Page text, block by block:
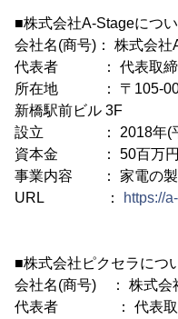
■株式会社A-Stageにつ
会社名(商号)： 株式会社
代表者 ： 代表取締
所在地 ： 〒105-
新橋駅前ビル 3F
設立 ： 2018年(平
資本金 ： 50百万円
事業内容 ： 家電の製
URL ：
https://
■株式会社ピクセラにつ
会社名(商号) ： 株式会
代表者 ： 代表取